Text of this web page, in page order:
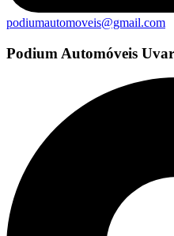
podiumautomoveis@gmail.com
Podium Automóveis